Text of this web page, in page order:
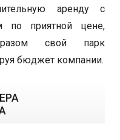
аренду с
по приятной цене,
свой парк
бюджет компании.